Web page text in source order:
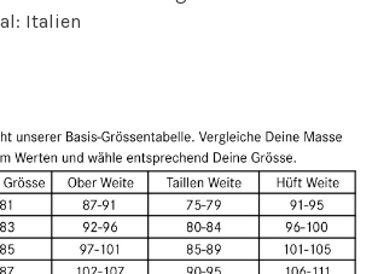
Italien